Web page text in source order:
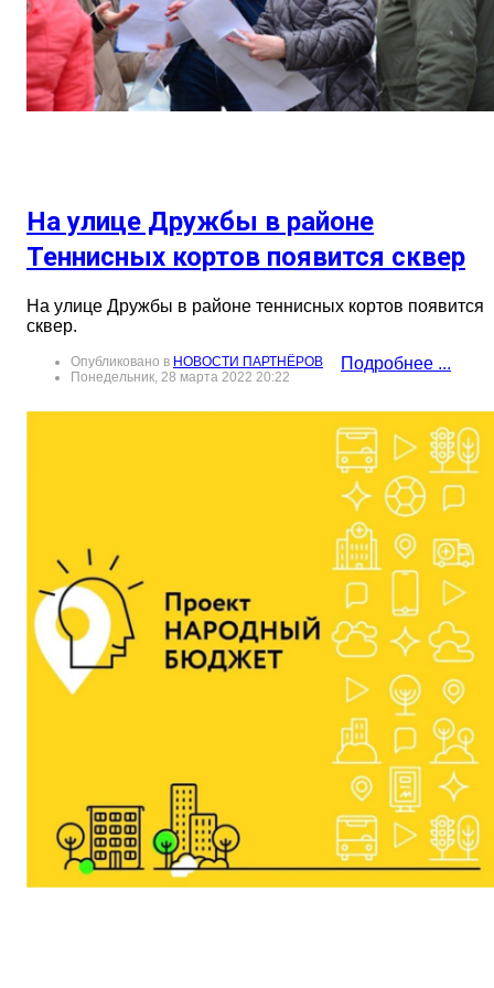
На улице Дружбы в районе
Теннисных кортов появится сквер
На улице Дружбы в районе теннисных кортов появится
сквер.
Опубликовано в НОВОСТИ ПАРТНЁРОВ
Понедельник, 28 марта 2022 20:22
Подробнее ...